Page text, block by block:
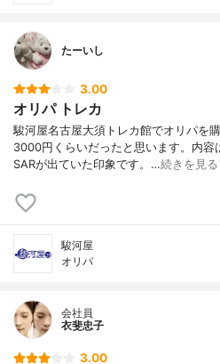
たーいし
3.00
オリパ トレカ
駿河屋名古屋大須トレカ館でオリパを
3000円くらいだったと思います。内容
SARが出ていた印象です。…続きを見る
駿河屋
オリパ
会社員
衣斐忠子
3.00